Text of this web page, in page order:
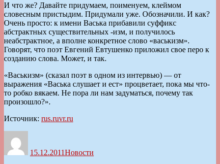
И что же? Давайте придумаем, поименуем, клеймом
словесным пристыдим. Придумали уже. Обозначили. И как?
Очень просто: к имени Васька прибавили суффикс
абстрактных существительных -изм, и получилось
неабстрактное, а вполне конкретное слово «васькизм».
Говорят, что поэт Евгений Евтушенко приложил свое перо к
созданию слова. Может, и так.
«Васькизм» (сказал поэт в одном из интервью) — от
выражения «Васька слушает и ест» процветает, пока мы что-
то робко вякаем. Не пора ли нам задуматься, почему так
произошло?».
Источник: rus.ruvr.ru
15.12.2011Новости